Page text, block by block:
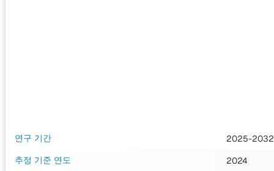
연구 기간
2025-2032
추정 기준 연도
2024